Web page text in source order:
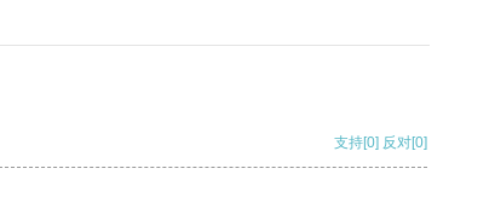
支持[0] 反对[0]